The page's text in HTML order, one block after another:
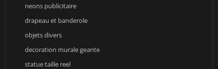
neons publicitaire
drapeau et banderole
objets divers
decoration murale geante
statue taille reel